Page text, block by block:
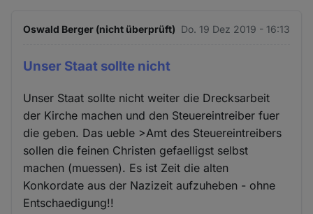
Oswald Berger (nicht überprüft) Do. 19 Dez 2019 - 16:13
Unser Staat sollte nicht
Unser Staat sollte nicht weiter die Drecksarbeit
der Kirche machen und den Steuereintreiber fuer
die geben. Das ueble >Amt des Steuereintreibers
sollen die feinen Christen gefaelligst selbst
machen (muessen). Es ist Zeit die alten
Konkordate aus der Nazizeit aufzuheben - ohne
Entschaedigung!!